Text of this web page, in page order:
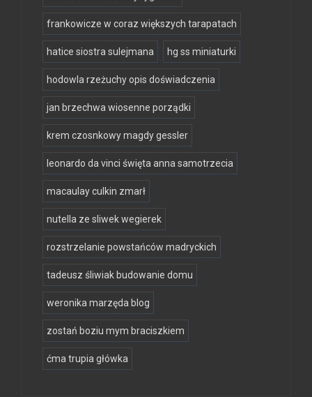
frankowicze w coraz większych tarapatach
hatice siostra sulejmana hg ss miniaturki
hodowla rzeżuchy opis doświadczenia
jan brzechwa wiosenne porządki
krem czosnkowy magdy gessler
leonardo da vinci święta anna samotrzecia
macaulay culkin zmarł
nutella ze sliwek wegierek
rozstrzelanie powstańców madryckich
tadeusz śliwiak budowanie domu
weronika marzęda blog
zostań boziu mym braciszkiem
ćma trupia główka